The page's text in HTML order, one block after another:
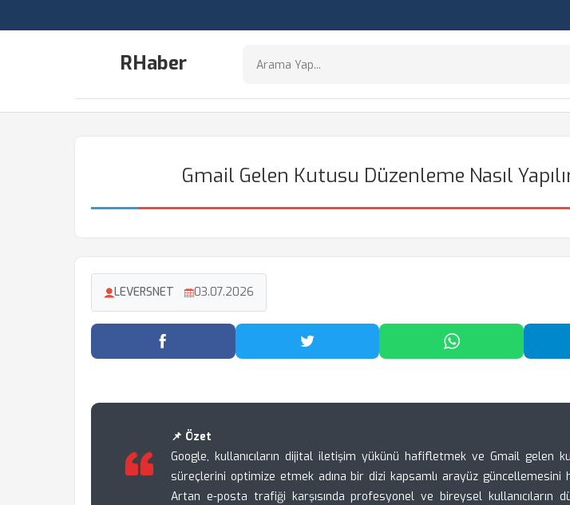
RHaber
Gmail Gelen Kutusu Düzenleme Nasıl
LEVERSNET 03.07.2026
Facebook'ta Paylaş Twitter'da Paylaş WhatsApp'ta
📌 Özet
Google, kullanıcıların dijital iletişim yükünü hafifletmek ve Gmail gelen
süreçlerini optimize etmek adına bir dizi kapsamlı arayüz güncellemesini
Artan e-posta trafiği karşısında profesyonel ve bireysel kullanıcıların